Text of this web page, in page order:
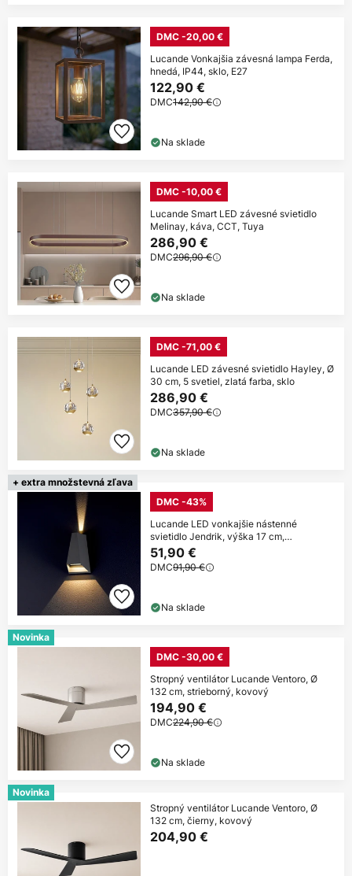
DMC -20,00 €
Lucande Vonkajšia závesná lampa Ferda,
hnedá, IP44, sklo, E27
122,90 €
DMC142,90 €
Na sklade
DMC -10,00 €
Lucande Smart LED závesné svietidlo
Melinay, káva, CCT, Tuya
286,90 €
DMC296,90 €
Na sklade
DMC -71,00 €
Lucande LED závesné svietidlo Hayley, Ø
30 cm, 5 svetiel, zlatá farba, sklo
286,90 €
DMC357,90 €
Na sklade
+ extra množstevná zľava
DMC -43%
Lucande LED vonkajšie nástenné
svietidlo Jendrik, výška 17 cm,
antracitová farba
51,90 €
DMC91,90 €
Na sklade
Novinka
DMC -30,00 €
Stropný ventilátor Lucande Ventoro, Ø
132 cm, strieborný, kovový
194,90 €
DMC224,90 €
Na sklade
Novinka
Stropný ventilátor Lucande Ventoro, Ø
132 cm, čierny, kovový
204,90 €